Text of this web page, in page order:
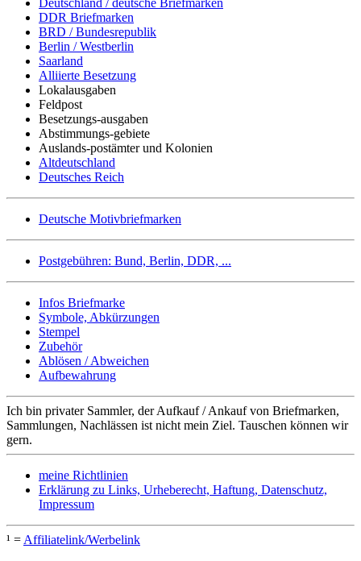
DDR Briefmarken
BRD / Bundesrepublik
Berlin / Westberlin
Saarland
Alliierte Besetzung
Lokalausgaben
Feldpost
Besetzungs-ausgaben
Abstimmungs-gebiete
Auslands-postämter und Kolonien
Altdeutschland
Deutsches Reich
Deutsche Motivbriefmarken
Postgebühren: Bund, Berlin, DDR, ...
Infos Briefmarke
Symbole, Abkürzungen
Stempel
Zubehör
Ablösen / Abweichen
Aufbewahrung
Ich bin privater Sammler, der Aufkauf / Ankauf von Briefmarken,
Sammlungen, Nachlässen ist nicht mein Ziel. Tauschen können wir
gern.
meine Richtlinien
Erklärung zu Links, Urheberecht, Haftung, Datenschutz,
Impressum
¹ = Affiliatelink/Werbelink